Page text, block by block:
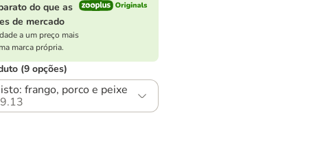
do que as
de mercado
a um preço mais
marca própria.
(9 opções)
frango, porco e peixe